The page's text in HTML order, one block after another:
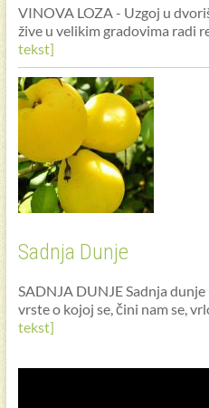
VINOVA LOZA - Uzgoj u
žive u velikim gradovima radi
tekst]
Sadnja Dunje
SADNJA DUNJE Sadnja
vrste o kojoj se, čini nam se,
tekst]